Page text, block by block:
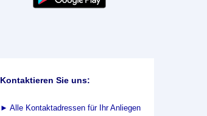
Kontaktieren Sie uns:
► Alle Kontaktadressen für Ihr Anliegen